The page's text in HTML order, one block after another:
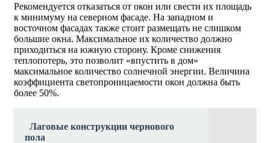
Рекомендуется отказаться от окон или свести их площадь
к минимуму на северном фасаде. На западном и
восточном фасадах также стоит размещать не слишком
большие окна. Максимальное их количество должно
приходиться на южную сторону. Кроме снижения
теплопотерь, это позволит «впустить в дом»
максимальное количество солнечной энергии. Величина
коэффициента светопроницаемости окон должна быть
более 50%.
Лаговые конструкции чернового
пола